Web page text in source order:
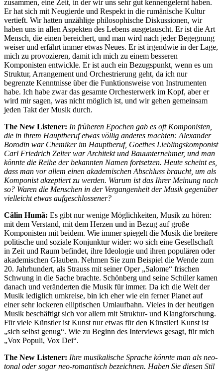
zusammen, eine Zeit, in der wir uns sehr gut kennengelernt haben.
Er hat sich mit Neugierde und Respekt in die rumänische Kultur
vertieft. Wir hatten unzählige philosophische Diskussionen, wir
haben uns in allen Aspekten des Lebens ausgetauscht. Er ist die Art
Mensch, die einen bereichert, und man wird nach jeder Begegnung
weiser und erfährt immer etwas Neues. Er ist irgendwie in der Lage,
mich zu provozieren, damit ich mich zu einem besseren
Komponisten entwickle. Er ist auch ein Bezugspunkt, wenn es um
Struktur, Arrangement und Orchestrierung geht, da ich nur
begrenzte Kenntnisse über die Funktionsweise von Instrumenten
habe. Ich habe zwar das gesamte Orchesterwerk im Kopf, aber er
wird mir sagen, was nicht möglich ist, und wir gehen gemeinsam
jeden Takt der Musik durch.
The New Listener: In früheren Epochen gab es oft Komponisten,
die in ihrem Hauptberuf etwas völlig anderes machten: Alexander
Borodin war Chemiker im Hauptberuf, Goethes Lieblingskomponist
Carl Friedrich Zelter war Architekt und Bauunternehmer, und man
könnte die Reihe der bekannten Namen fortsetzen. Heute scheint es,
dass man vor allem einen akademischen Abschluss braucht, um als
Komponist akzeptiert zu werden. Warum ist das Ihrer Meinung nach
so? Waren die Menschen in der Vergangenheit der Musik gegenüber
vielleicht etwas aufgeschlossener?
Călin Humă: Es gibt nur wenige Möglichkeiten, Musik zu hören:
mit dem Verstand, mit dem Herzen und in Bezug auf große
Komponisten mit beidem. Wie immer spiegelt die Musik die breitere
politische und soziale Konjunktur wider: wo sich eine Gesellschaft
in Zeit und Raum befindet, ihre Ideologie und ihren populären oder
akademischen Glauben. Nehmen Sie zum Beispiel die Wende zum
20. Jahrhundert, als Strauss mit seiner Oper „Salome“ frischen
Schwung in die Sache brachte. Schönberg und seine Schüler kamen
danach und veränderten die Musik für immer. Da ich die Welt der
Musik lediglich umkreise, bin ich eher wie ein ferner Planet auf
einer sehr lockeren elliptischen Umlaufbahn. Vieles in der heutigen
Musik beschäftigt sich vor allem mit Struktur- und Klangforschung.
Für viele Künstler ist Kunst nur etwas für den Künstler! Kunst ist
„sich selbst genug“. Wie zu Beginn des Interviews gesagt, für mich
„Vox Populi, Vox Dei“.
The New Listener: Ihre musikalische Sprache könnte man als neo-
tonal oder sogar neo-romantisch bezeichnen. Haben Sie diesen Stil